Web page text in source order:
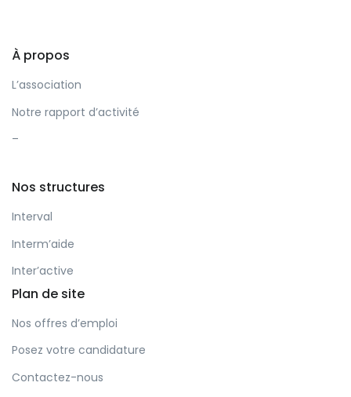
À propos
L’association
Notre rapport d’activité
–
Nos structures
Interval
Interm’aide
Inter’active
Plan de site
Nos offres d’emploi
Posez votre candidature
Contactez-nous